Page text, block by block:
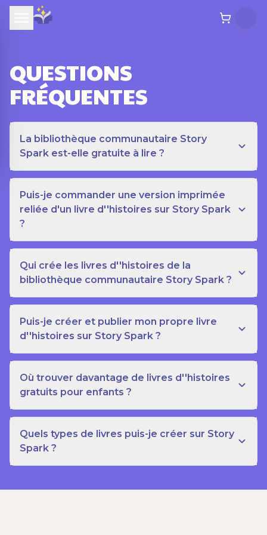
QUESTIONS
FRÉQUENTES
La bibliothèque communautaire Story
Spark est-elle gratuite à lire ?
Puis-je commander une version imprimée
reliée d'un livre d''histoires sur Story Spark
?
Qui crée les livres d''histoires de la
bibliothèque communautaire Story Spark ?
Puis-je créer et publier mon propre livre
d''histoires sur Story Spark ?
Où trouver davantage de livres d''histoires
gratuits pour enfants ?
Quels types de livres puis-je créer sur Story
Spark ?